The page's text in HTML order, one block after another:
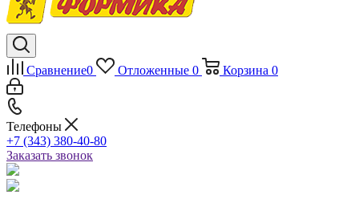
Сравнение0 Отложенные 0 Корзина 0
Телефоны
+7 (343) 380-40-80
Заказать звонок